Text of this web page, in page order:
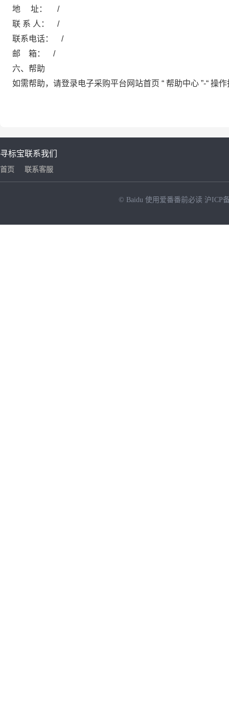
地
址：
/
联 系 人：
/
联系电话：
/
邮 箱：
/
六、帮助
如需帮助，请登录电子采购平台网站首页 “ 帮助中心 ”-“ 操作
寻标宝
首页
联系我们
联系客服
© Baidu 使用爱番番前必读 沪ICP